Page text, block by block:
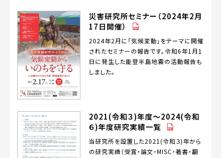
災害研究所セミナー（2024年2月
17日開催）
2024年2月に「気候変動」をテーマに開催
されたセミナーの報告です。令和6年1月1
日に発生した能登半島地震の活動報告も
しました。
2021(令和３)年度～2024(令和
６)年度研究実績一覧
当研究所を設置した2021(令和３)年から
の研究実績（受賞・論文・MISC・著書・翻